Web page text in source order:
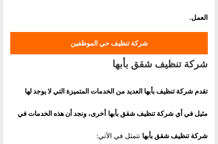
العمل.
شركة تنظيف حي الموظفين
شركة تنظيف شقق بأبها
تقدم شركة تنظيف بأبها العديد من الخدمات المتميزة التي لا يوجد لها
مثيل في أيشركة تنظيف شقق بأبها أخرى، ونجد أن هذه الخدمات في
شركة تنظيف شقق بأبها تتمثل في الآتي: